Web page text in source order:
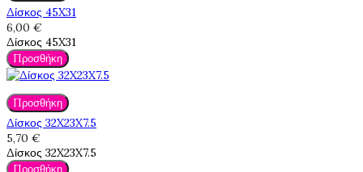
Δίσκος 45X31
6,00 €
Δίσκος 45X31
Προσθήκη
Προσθήκη
Δίσκος 32X23X7.5
5,70 €
Δίσκος 32X23X7.5
Προσθήκη